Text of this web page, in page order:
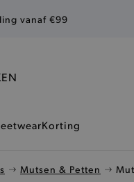
vanaf €99
Korting
Mutsen & Petten